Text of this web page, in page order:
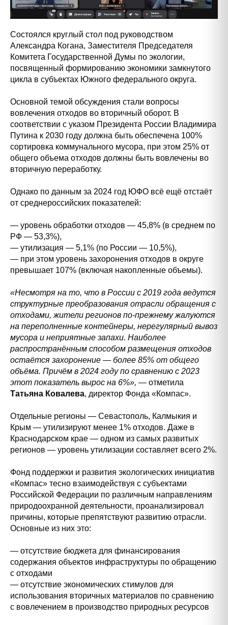
Состоялся круглый стол под руководством
Александра Когана, Заместителя Председателя
Комитета Государственной Думы по экологии,
посвященный формированию экономики замкнутого
цикла в субъектах Южного федерального округа.
Основной темой обсуждения стали вопросы
вовлечения отходов во вторичный оборот. В
соответствии с указом Президента России Владимира
Путина к 2030 году должна быть обеспечена 100%
сортировка коммунального мусора, при этом 25% от
общего объема отходов должны быть вовлечены во
вторичную переработку.
Однако по данным за 2024 год ЮФО всё ещё отстаёт
от среднероссийских показателей:
— уровень обработки отходов — 45,8% (в среднем по
РФ — 53,3%),
— утилизация — 5,1% (по России — 10,5%),
— при этом уровень захоронения отходов в округе
превышает 107% (включая накопленные объемы).
«Несмотря на то, что в России с 2019 года ведутся
структурные преобразования отрасли обращения с
отходами, жители регионов по-прежнему жалуются
на переполненные контейнеры, нерегулярный вывоз
мусора и неприятные запахи. Наиболее
распространённым способом размещения отходов
остаётся захоронение — более 85% от общего
объёма. Причём в 2024 году по сравнению с 2023
этот показатель вырос на 6%», — отметила
Татьяна Ковалева, директор Фонда «Компас».
Отдельные регионы — Севастополь, Калмыкия и
Крым — утилизируют менее 1% отходов. Даже в
Краснодарском крае — одном из самых развитых
регионов — уровень утилизации составляет всего 2%.
Фонд поддержки и развития экологических инициатив
«Компас» тесно взаимодействуя с субъектами
Российской Федерации по различным направлениям
природоохранной деятельности, проанализировал
причины, которые препятствуют развитию отрасли.
Основные из них это:
— отсутствие бюджета для финансирования
содержания объектов инфраструктуры по обращению
с отходами
— отсутствие экономических стимулов для
использования вторичных материалов по сравнению
с вовлечением в производство природных ресурсов